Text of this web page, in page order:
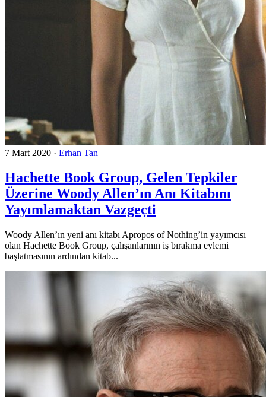
7 Mart 2020 · Erhan Tan
Hachette Book Group, Gelen Tepkiler
Üzerine Woody Allen’ın Anı Kitabını
Yayımlamaktan Vazgeçti
Woody Allen’ın yeni anı kitabı Apropos of Nothing’in yayımcısı
olan Hachette Book Group, çalışanlarının iş bırakma eylemi
başlatmasının ardından kitab...